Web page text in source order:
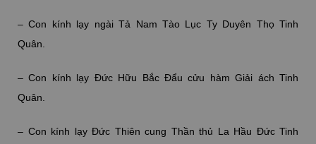
– Con kính lạy ngài Tả Nam Tào Lục Ty Duyên Thọ Tinh
Quân.
– Con kính lạy Đức Hữu Bắc Đẩu cửu hàm Giải ách Tinh
Quân.
– Con kính lạy Đức Thiên cung Thần thủ La Hầu Đức Tinh